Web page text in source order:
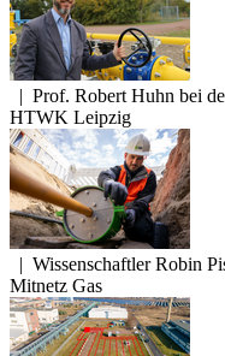
| Prof. Robert Huhn bei
HTWK Leipzig
| Wissenschaftler Robin
Mitnetz Gas